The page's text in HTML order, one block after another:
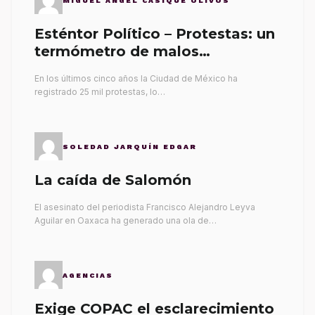
Esténtor Político – Protestas: un
termómetro de malos
En los últimos cinco años la Ciudad de México ha
registrado 25 mil protestas, lo…
SOLEDAD JARQUÍN EDGAR
La caída de Salomón
El asesinato del periodista Francisco Alejandro Leyva
Aguilar en Oaxaca ha generado una ola de…
AGENCIAS
Exige COPAC el esclarecimiento